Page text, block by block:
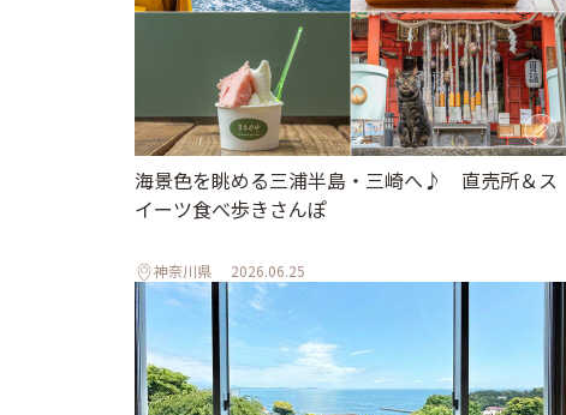
海景色を眺める三浦半島・三崎へ♪ 直売所＆ス
イーツ食べ歩きさんぽ
神奈川県 2026.06.25